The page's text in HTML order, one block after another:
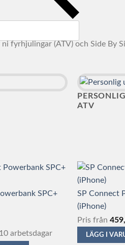
fyrhjulingar (ATV) och Side By
ATV
SPC+
arbetsdagar
SP Connect
(iPhone)
Pris från
LÄGG I